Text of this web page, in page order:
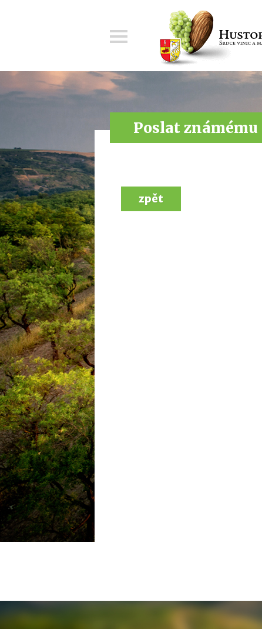
Poslat známému
zpět